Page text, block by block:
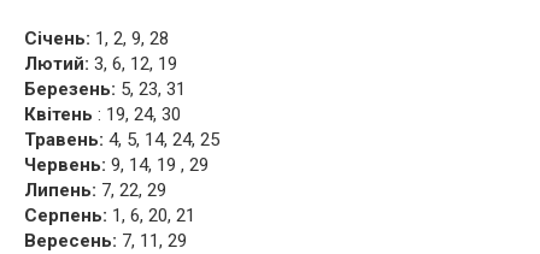
Січень: 1, 2, 9, 28
Лютий: 3, 6, 12, 19
Березень: 5, 23, 31
Квітень : 19, 24, 30
Травень: 4, 5, 14, 24, 25
Червень: 9, 14, 19 , 29
Липень: 7, 22, 29
Серпень: 1, 6, 20, 21
Вересень: 7, 11, 29